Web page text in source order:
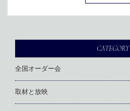
CATEGORY
全国オーダー会
取材と放映